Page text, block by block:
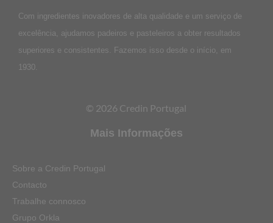
Com ingredientes inovadores de alta qualidade e um serviço de
excelência, ajudamos padeiros e pasteleiros a obter resultados
superiores e consistentes. Fazemos isso desde o início, em
1930.
© 2026 Credin Portugal
Mais Informações
Sobre a Credin Portugal
Contacto
Trabalhe connosco
Grupo Orkla